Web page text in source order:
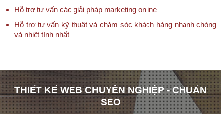
Hỗ trợ tư vấn các giải pháp marketing online
Hỗ trợ tư vấn kỹ thuật và chăm sóc khách hàng nhanh chóng
và nhiệt tình nhất
THIẾT KẾ WEB CHUYÊN NGHIỆP - CHUẨN
SEO